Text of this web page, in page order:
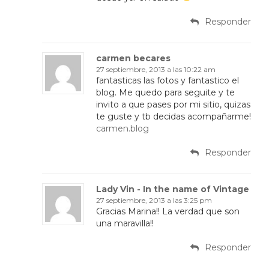
Responder
carmen becares
27 septiembre, 2013 a las 10:22 am
fantasticas las fotos y fantastico el
blog. Me quedo para seguite y te
invito a que pases por mi sitio, quizas
te guste y tb decidas acompañarme!
carmen.blog
Responder
Lady Vin - In the name of Vintage
27 septiembre, 2013 a las 3:25 pm
Gracias Marina!! La verdad que son
una maravilla!!
Responder